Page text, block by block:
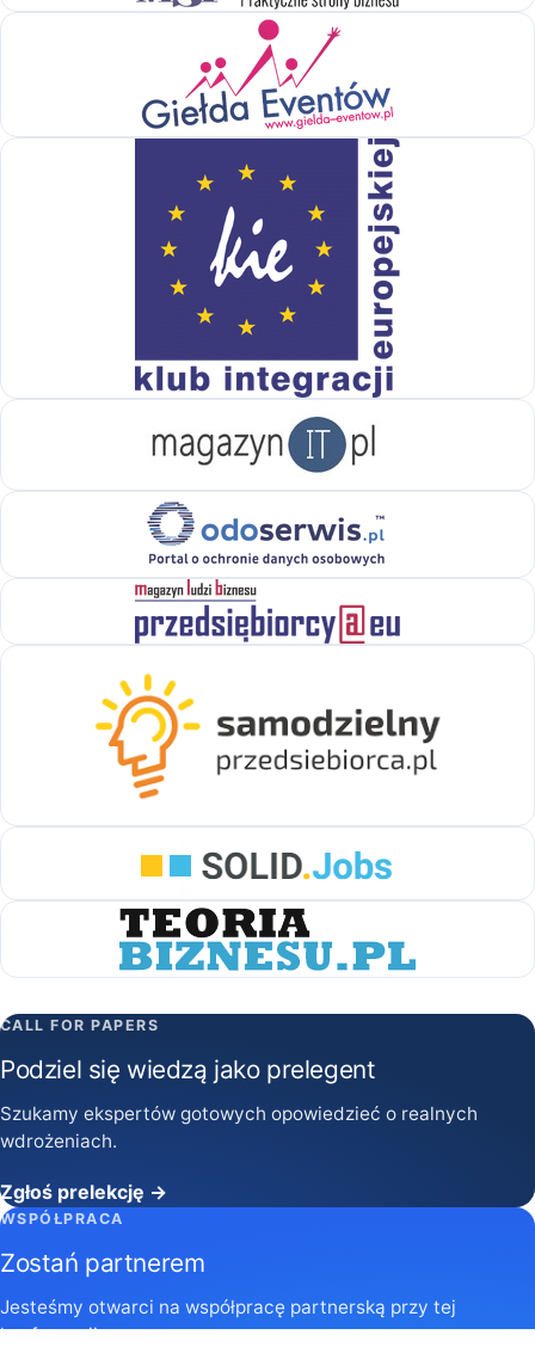
CALL FOR PAPERS
Podziel się wiedzą jako prelegent
Szukamy ekspertów gotowych opowiedzieć o realnych
wdrożeniach.
Zgłoś prelekcję →
WSPÓŁPRACA
Zostań partnerem
Jesteśmy otwarci na współpracę partnerską przy tej
konferencji.